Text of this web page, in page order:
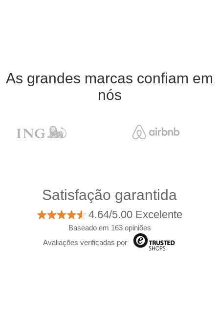
As grandes marcas confiam em
nós
Satisfação garantida
4.64/5.00 Excelente
Baseado em 163 opiniões
Avaliações verificadas por